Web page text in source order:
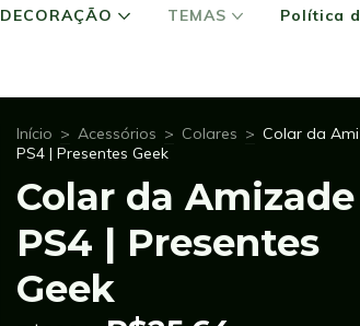
DECORAÇÃO TEMAS Política
Início > Acessórios > Colares > Colar da
PS4 | Presentes Geek
Colar da Amizade
PS4 | Presentes
Geek